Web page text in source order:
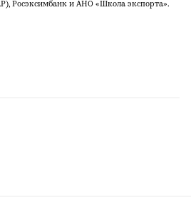
Росэксимбанк и АНО «Школа экспорта».